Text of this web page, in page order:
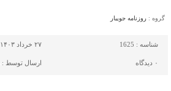
گروه : روزنامه جویبار
شناسه : 1625 ۲۷ خرداد ۱۴۰۳ - ۱۰:۳۹
۰ دیدگاه ارسال توسط :